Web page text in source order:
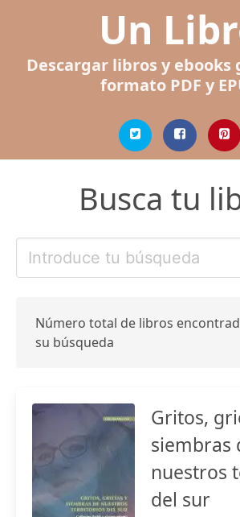
Un
Descargar libros y
formato PDF y
Busca tu
Número total de libros
su búsqueda
Gritos,
siembras
nuestros
del sur